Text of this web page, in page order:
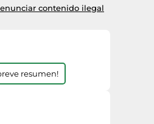
contenido ilegal
resumen!